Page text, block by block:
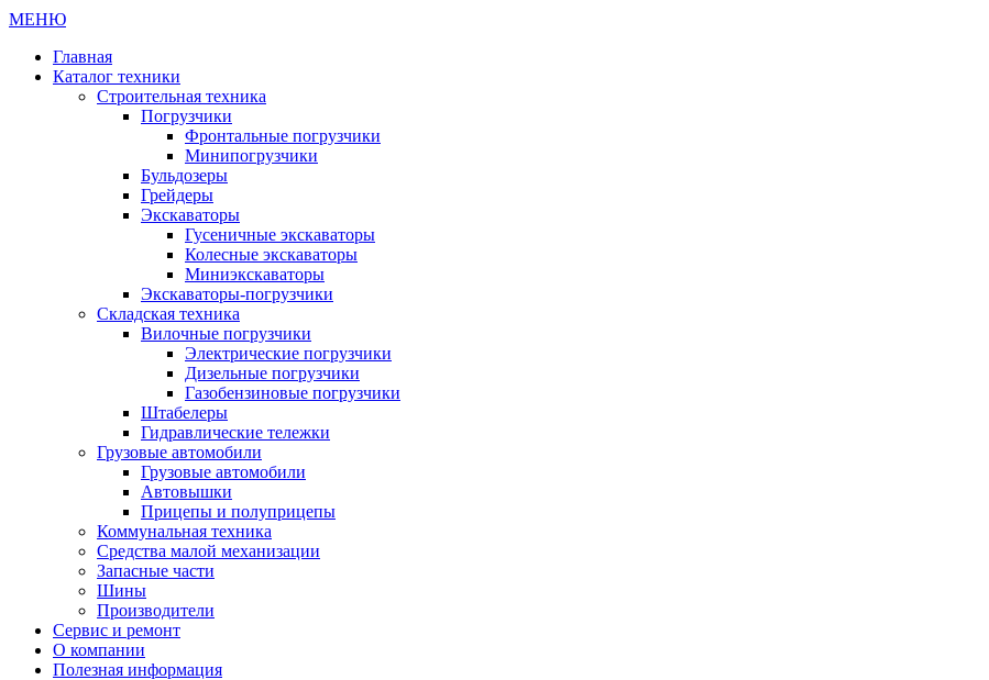
МЕНЮ
Главная
Каталог техники
Строительная техника
Погрузчики
Фронтальные погрузчики
Минипогрузчики
Бульдозеры
Грейдеры
Экскаваторы
Гусеничные экскаваторы
Колесные экскаваторы
Миниэкскаваторы
Экскаваторы-погрузчики
Складская техника
Вилочные погрузчики
Электрические погрузчики
Дизельные погрузчики
Газобензиновые погрузчики
Штабелеры
Гидравлические тележки
Грузовые автомобили
Грузовые автомобили
Автовышки
Прицепы и полуприцепы
Коммунальная техника
Средства малой механизации
Запасные части
Шины
Производители
Сервис и ремонт
О компании
Полезная информация